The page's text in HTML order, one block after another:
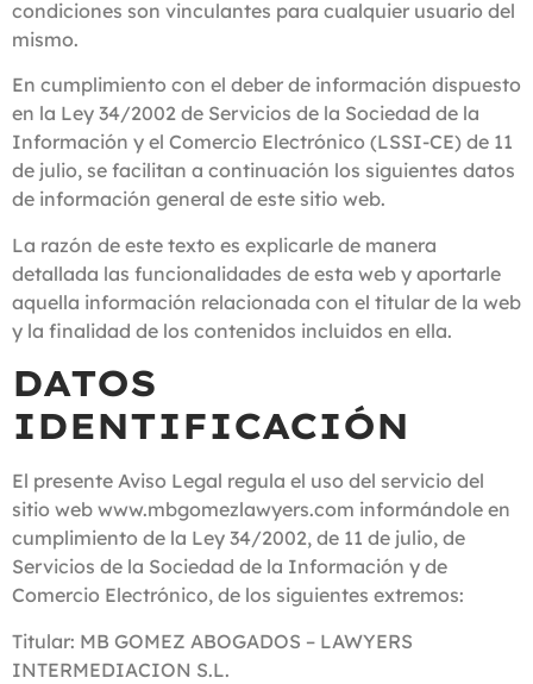
condiciones son vinculantes para cualquier usuario del
mismo.
En cumplimiento con el deber de información dispuesto
en la Ley 34/2002 de Servicios de la Sociedad de la
Información y el Comercio Electrónico (LSSI-CE) de 11
de julio, se facilitan a continuación los siguientes datos
de información general de este sitio web.
La razón de este texto es explicarle de manera
detallada las funcionalidades de esta web y aportarle
aquella información relacionada con el titular de la web
y la finalidad de los contenidos incluidos en ella.
DATOS
IDENTIFICACIÓN
El presente Aviso Legal regula el uso del servicio del
sitio web www.mbgomezlawyers.com informándole en
cumplimiento de la Ley 34/2002, de 11 de julio, de
Servicios de la Sociedad de la Información y de
Comercio Electrónico, de los siguientes extremos:
Titular: MB GOMEZ ABOGADOS – LAWYERS
INTERMEDIACION S.L.